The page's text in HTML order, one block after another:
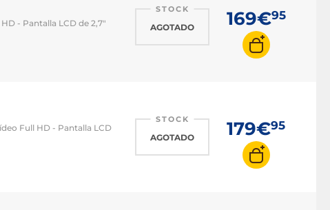
- Pantalla LCD de 2,7"
STOCK
AGOTADO 169€95
Full HD - Pantalla LCD
STOCK
AGOTADO 179€95